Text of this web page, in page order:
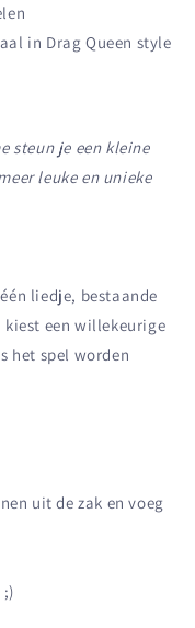
in Drag Queen style
steun je een kleine
leuke en unieke
liedje, bestaande
kiest een willekeurige
het spel worden
uit de zak en voeg